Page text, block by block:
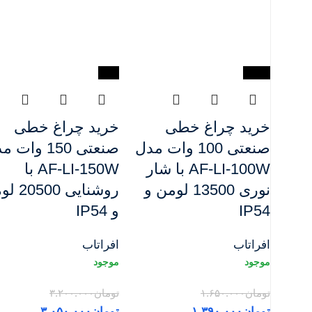
خرید چراغ خطی
صنعتی 100 وات مدل
AF-LI-100W با شار
نوری 13500 لومن و
IP54
افراتاب
تومان۱.۶۵۰.۰۰۰
خرید چراغ خطی
صنعتی 150
AF-LI-150W با
و IP54
افراتاب
تومان۳.۲۰۰.۰۰۰